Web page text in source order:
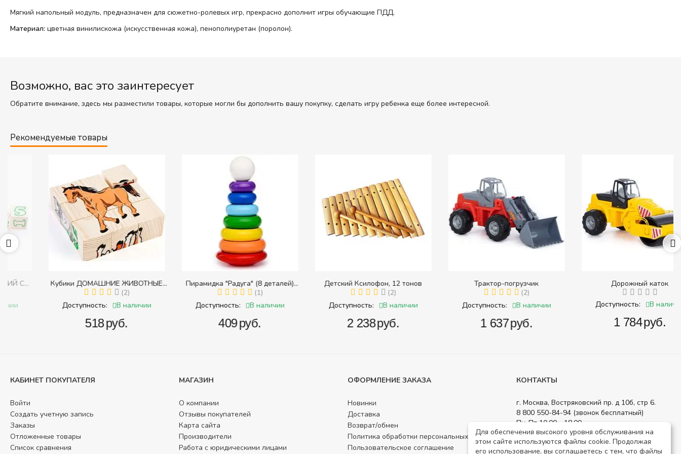
Мягкий напольный модуль, предназначен для сюжетно-ролевых игр, прекрасно дополнит игры обучающие ПДД.
Материал: цветная винилискожа (искусственная кожа), пенополиуретан (поролон).
Возможно, вас это заинтересует
Обратите внимание, здесь мы разместили товары, которые могли бы дополнить вашу покупку, сделать игру ребенка еще более интересной.
Рекомендуемые товары
Кубики ДОМАШНИЕ ЖИВОТНЫЕ
(Томик) (Набор кубиков разрезных
(складных))
(2)
Доступность: В наличии
руб.
Пирамидка "Радуга" (8 деталей)
(Пирамидка среднего размера)
(1)
Доступность: В наличии
руб.
Детский Ксилофон, 12 тонов
(2)
Доступность: В наличии
руб.
Трактор-погрузчик
(2)
Доступность: В наличии
руб.
Дорожный каток
Доступность: В наличии
руб.
КАБИНЕТ ПОКУПАТЕЛЯ
Войти
Создать учетную запись
Заказы
Отложенные товары
Список сравнения
МАГАЗИН
О компании
Отзывы покупателей
Карта сайта
Производители
Работа с юридическими лицами
ОФОРМЛЕНИЕ ЗАКАЗА
Новинки
Доставка
Возврат/обмен
Политика обработки персональных данных
Пользовательское соглашение
КОНТАКТЫ
г. Москва, Востряковский пр. д 10б, стр 6.
8 800 550-84-94 (звонок бесплатный)
Пн-Пт 10.00 - 18.00
order@detsad-shop.ru
Посмотреть на карте
Для обеспечения высокого уровня обслуживания на
этом сайте используются файлы cookie. Продолжая
его использование, вы соглашаетесь с тем, что файлы